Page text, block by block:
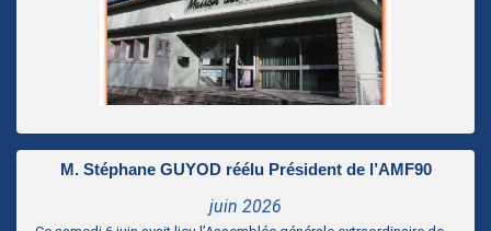
M. Stéphane GUYOD réélu Président de l’AMF90
juin 2026